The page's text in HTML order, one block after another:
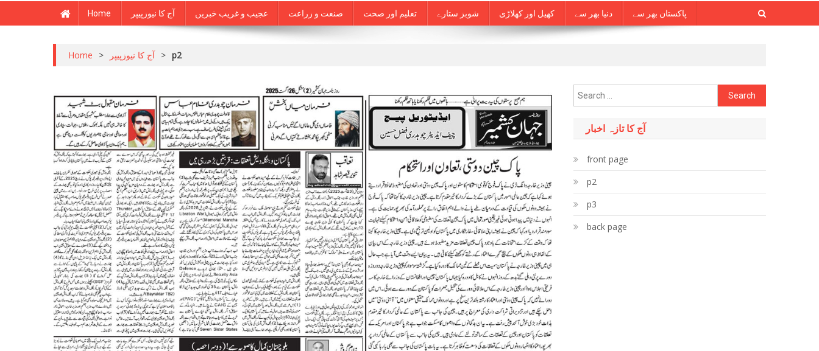
Home آج کا نیوزپیپر عجیب و غریب خبریں صنعت و زراعت تعلیم اور صحت شوبز ستارے کھیل اور کھلاڑی دنیا بھر سے پاکستان بھر سے
Home > آج کا نیوزپیپر > p2
Search
for:
آج کا تازہ اخبار
front page
p2
p3
back page